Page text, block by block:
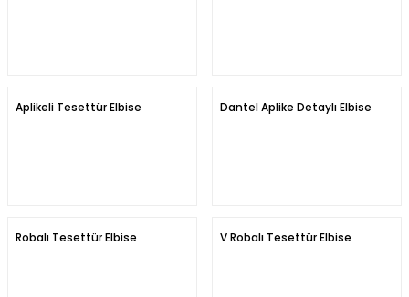
Aplikeli Tesettür Elbise Dantel Aplike Detaylı Elbise
Robalı Tesettür Elbise V Robalı Tesettür Elbise